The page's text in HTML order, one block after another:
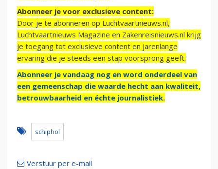
Abonneer je voor exclusieve content:
Door je te abonneren op Luchtvaartnieuws.nl,
Luchtvaartnieuws Magazine en Zakenreisnieuws.nl krijg
je toegang tot exclusieve content en jarenlange
ervaring die je steeds een stap voorsprong geeft.
Abonneer je vandaag nog en word onderdeel van
een gemeenschap die waarde hecht aan kwaliteit,
betrouwbaarheid en échte journalistiek.
schiphol
Verstuur per e-mail